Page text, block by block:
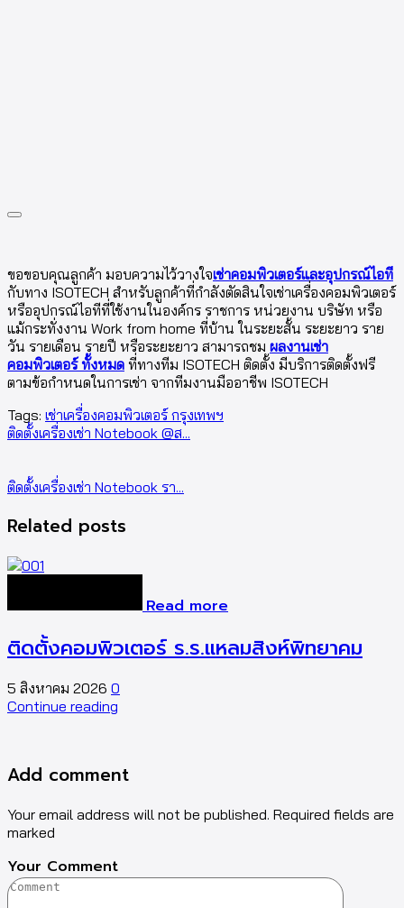
ขอขอบคุณลูกค้า มอบความไว้วางใจเช่าคอมพิวเตอร์และอุปกรณ์ไอที
กับทาง ISOTECH สำหรับลูกค้าที่กำลังตัดสินใจเช่าเครื่องคอมพิวเตอร์
หรืออุปกรณ์ไอทีที่ใช้งานในองค์กร ราชการ หน่วยงาน บริษัท หรือ
แม้กระทั่งงาน Work from home ที่บ้าน ในระยะสั้น ระยะยาว ราย
วัน รายเดือน รายปี หรือระยะยาว สามารถชม ผลงานเช่า
คอมพิวเตอร์ ทั้งหมด ที่ทางทีม ISOTECH ติดตั้ง มีบริการติดตั้งฟรี
ตามข้อกำหนดในการเช่า จากทีมงานมืออาชีพ ISOTECH
Tags: เช่าเครื่องคอมพิวเตอร์ กรุงเทพฯ
ติดตั้งเครื่องเช่า Notebook @ส...
ติดตั้งเครื่องเช่า Notebook รา...
Related posts
Read more
ติดตั้งคอมพิวเตอร์ ร.ร.แหลมสิงห์พิทยาคม
5 สิงหาคม 2026 0
Continue reading
Add comment
Your email address will not be published. Required fields are
marked
Your Comment